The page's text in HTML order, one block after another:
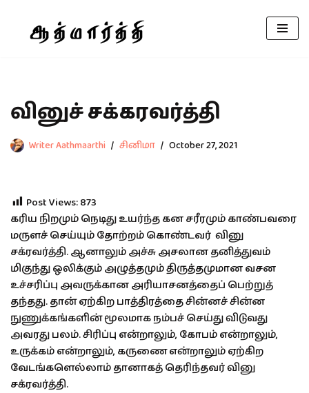
வினுச் சக்கரவர்த்தி
Writer Aathmaarthi சினிமா October 27, 2021
Post Views:873
கரிய நிறமும் நெடிது உயர்ந்த கன சரீரமும் காண்பவரை
மருளச் செய்யும் தோற்றம் கொண்டவர் வினு
சக்ரவர்த்தி. ஆனாலும் அச்சு அசலான தனித்துவம்
மிகுந்து ஒலிக்கும் அழுத்தமும் திருத்தமுமான வசன
உச்சரிப்பு அவருக்கான அரியாசனத்தைப் பெற்றுத்
தந்தது. தான் ஏற்கிற பாத்திரத்தை சின்னச் சின்ன
நுணுக்கங்களின் மூலமாக நம்பச் செய்து விடுவது
அவரது பலம். சிரிப்பு என்றாலும், கோபம் என்றாலும்,
உருக்கம் என்றாலும், கருணை என்றாலும் ஏற்கிற
வேடங்களெல்லாம் தானாகத் தெரிந்தவர் வினு
சக்ரவர்த்தி.